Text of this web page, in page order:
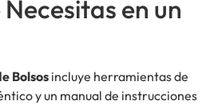
en un
Bolsos incluye herramientas de
y un manual de instrucciones